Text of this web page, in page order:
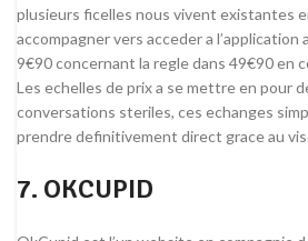
plusieurs ficelles nous vivent existantes
accompagner vers acceder a l’application
9€90 concernant la regle dans 49€90 en
Les echelles de prix a se mettre en pour
conversations steriles, ces echanges
prendre definitivement direct grace au
7. OKCUPID